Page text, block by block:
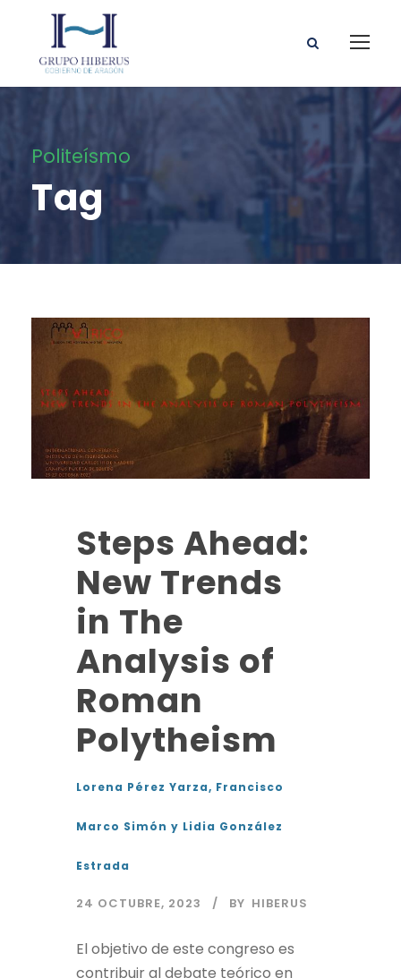
Politeísmo
Tag
Steps Ahead:
New Trends
in The
Analysis of
Roman
Polytheism
Lorena Pérez Yarza, Francisco
Marco Simón y Lidia González
Estrada
24 OCTUBRE, 2023 BY HIBERUS
El objetivo de este congreso es
contribuir al debate teórico en